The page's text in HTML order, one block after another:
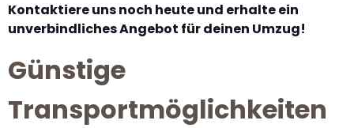
Kontaktiere uns noch heute und erhalte ein
unverbindliches Angebot für deinen Umzug!
Günstige
Transportmöglichkeiten